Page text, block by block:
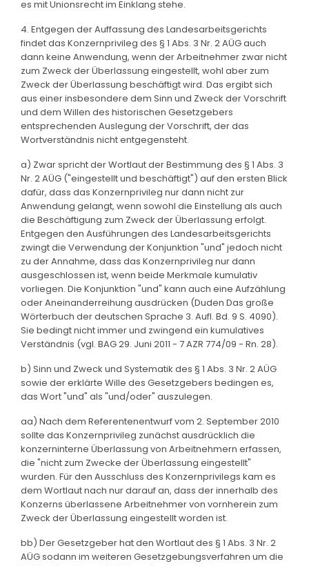
es mit Unionsrecht im Einklang stehe.
4. Entgegen der Auffassung des Landesarbeitsgerichts
findet das Konzernprivileg des § 1 Abs. 3 Nr. 2 AÜG auch
dann keine Anwendung, wenn der Arbeitnehmer zwar nicht
zum Zweck der Überlassung eingestellt, wohl aber zum
Zweck der Überlassung beschäftigt wird. Das ergibt sich
aus einer insbesondere dem Sinn und Zweck der Vorschrift
und dem Willen des historischen Gesetzgebers
entsprechenden Auslegung der Vorschrift, der das
Wortverständnis nicht entgegensteht.
a) Zwar spricht der Wortlaut der Bestimmung des § 1 Abs. 3
Nr. 2 AÜG ("eingestellt und beschäftigt") auf den ersten Blick
dafür, dass das Konzernprivileg nur dann nicht zur
Anwendung gelangt, wenn sowohl die Einstellung als auch
die Beschäftigung zum Zweck der Überlassung erfolgt.
Entgegen den Ausführungen des Landesarbeitsgerichts
zwingt die Verwendung der Konjunktion "und" jedoch nicht
zu der Annahme, dass das Konzernprivileg nur dann
ausgeschlossen ist, wenn beide Merkmale kumulativ
vorliegen. Die Konjunktion "und" kann auch eine Aufzählung
oder Aneinanderreihung ausdrücken (Duden Das große
Wörterbuch der deutschen Sprache 3. Aufl. Bd. 9 S. 4090).
Sie bedingt nicht immer und zwingend ein kumulatives
Verständnis (vgl. BAG 29. Juni 2011 - 7 AZR 774/09 - Rn. 28).
b) Sinn und Zweck und Systematik des § 1 Abs. 3 Nr. 2 AÜG
sowie der erklärte Wille des Gesetzgebers bedingen es,
das Wort "und" als "und/oder" auszulegen.
aa) Nach dem Referentenentwurf vom 2. September 2010
sollte das Konzernprivileg zunächst ausdrücklich die
konzerninterne Überlassung von Arbeitnehmern erfassen,
die "nicht zum Zwecke der Überlassung eingestellt"
wurden. Für den Ausschluss des Konzernprivilegs kam es
dem Wortlaut nach nur darauf an, dass der innerhalb des
Konzerns überlassene Arbeitnehmer von vornherein zum
Zweck der Überlassung eingestellt worden ist.
bb) Der Gesetzgeber hat den Wortlaut des § 1 Abs. 3 Nr. 2
AÜG sodann im weiteren Gesetzgebungsverfahren um die